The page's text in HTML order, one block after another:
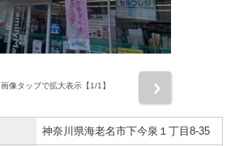
画像タップで拡大表示【1/1】
神奈川県海老名市下今泉１丁目8-35